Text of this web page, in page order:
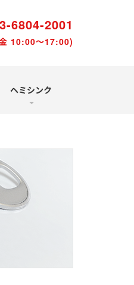
6804-2001
10:00～17:00)
ヘミシンク